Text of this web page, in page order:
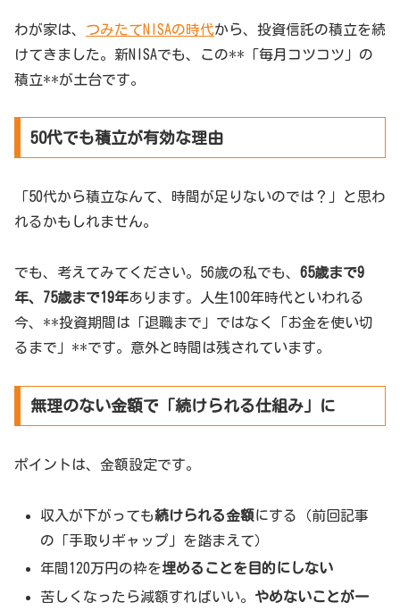
わが家は、 つみたてNISAの時代から、投資信託の積立を続
けてきました。新NISAでも、この**「毎月コツコツ」の
積立**が土台です。
50代でも積立が有効な理由
「50代から積立なんて、時間が足りないのでは？」と思わ
れるかもしれません。
でも、考えてみてください。56歳の私でも、 65歳まで9
年、75歳まで19年あります。人生100年時代といわれる
今、**投資期間は「退職まで」ではなく「お金を使い切
るまで」**です。意外と時間は残されています。
無理のない金額で「続けられる仕組み」に
ポイントは、金額設定です。
収入が下がっても続けられる金額にする（前回記事
の「手取りギャップ」を踏まえて）
年間120万円の枠を埋めることを目的にしない
苦しくなったら減額すればいい。 やめないことが一